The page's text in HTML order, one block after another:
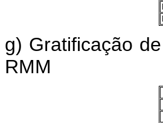
g) Gratificação
RMM